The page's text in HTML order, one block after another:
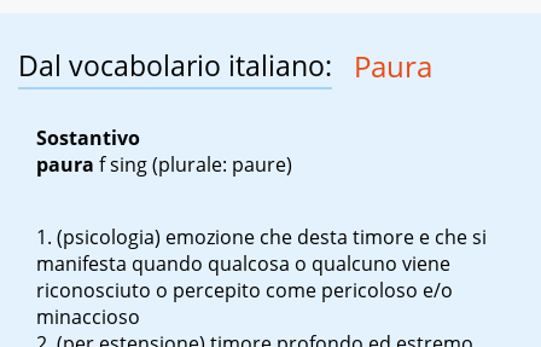
Dal vocabolario italiano: Paura
Sostantivo
paura f sing(plurale: paure)
(psicologia) emozione che desta timore e che si
manifesta quando qualcosa o qualcuno viene
riconosciuto o percepito come pericoloso e/o
minaccioso